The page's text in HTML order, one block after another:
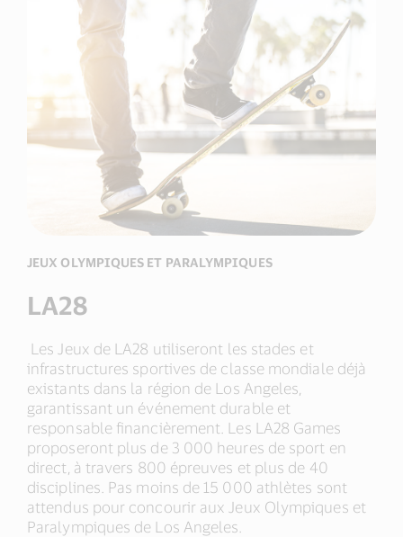
JEUX OLYMPIQUES ET PARALYMPIQUES
LA28
Les Jeux de LA28 utiliseront les stades et
infrastructures sportives de classe mondiale déjà
existants dans la région de Los Angeles,
garantissant un événement durable et
responsable financièrement. Les LA28 Games
proposeront plus de 3 000 heures de sport en
direct, à travers 800 épreuves et plus de 40
disciplines. Pas moins de 15 000 athlètes sont
attendus pour concourir aux Jeux Olympiques et
Paralympiques de Los Angeles.